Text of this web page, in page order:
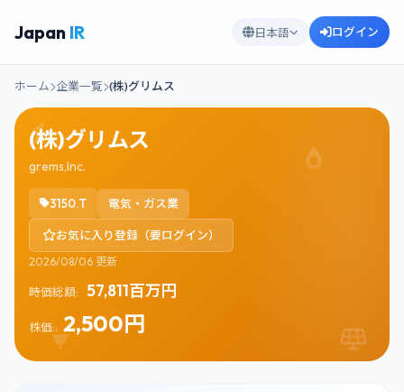
Japan IR 日本語 ログイン
ホーム 企業一覧 (株)グリムス
(株)グリムス
grems,Inc.
3150.T 電気・ガス業
お気に入り登録（要ログイン）
2026/08/06 更新
時価総額: 57,811百万円
株価: 2,500円